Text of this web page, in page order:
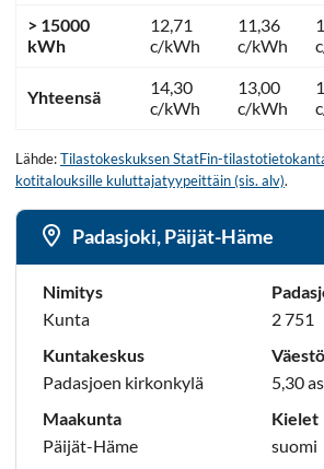
> 15000
kWh
12,71
c/kWh
11,36
c/kWh
Yhteensä
14,30
c/kWh
13,00
c/kWh
Lähde:Tilastokeskuksen StatFin-
kotitalouksille kuluttajatyypeittäin (sis. alv).
Padasjoki, Päijät-Häme
Nimitys
Kunta
Kuntakeskus
Padasjoen kirkonkylä
Maakunta
Päijät-Häme
2 751
5,30
Kielet
suomi